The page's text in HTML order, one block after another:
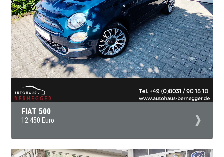
FIAT 500
12.450 Euro